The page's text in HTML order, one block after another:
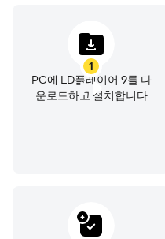
1
PC에 LD플레이어 9를 다
운로드하고 설치합니다